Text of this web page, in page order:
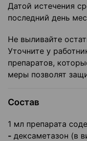
Датой истечения
последний день
Не выливайте
Уточните у
препаратов,
меры позволят
Состав
1 мл препарата
- дексаметазон (в